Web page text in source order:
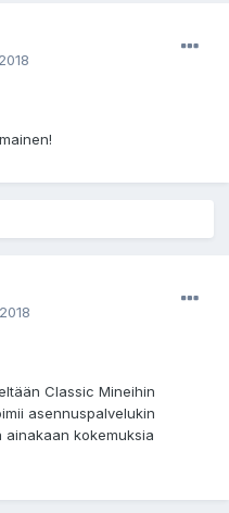
Classic Mineihin
asennuspalvelukin
ainakaan kokemuksia